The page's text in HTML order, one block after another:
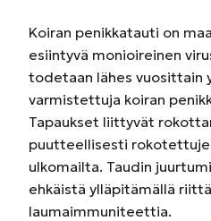
Koiran penikkatauti on
esiintyvä monioireinen
todetaan lähes vuosittain
varmistettuja koiran
Tapaukset liittyvät
puutteellisesti
ulkomailta. Taudin
ehkäistä ylläpitämällä
laumaimmuniteettia.